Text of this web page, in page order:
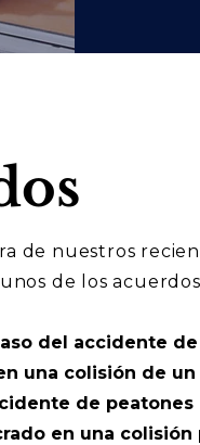
de nuestros
de los
del accidente de
una colisión de
de peatones
en una colisión